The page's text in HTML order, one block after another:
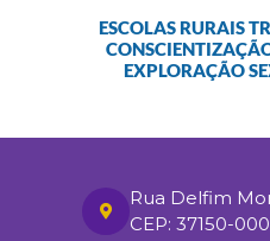
ESCOLAS RURAIS
EXPLORAÇÃO
Rua Delfim
CEP: 37150-000